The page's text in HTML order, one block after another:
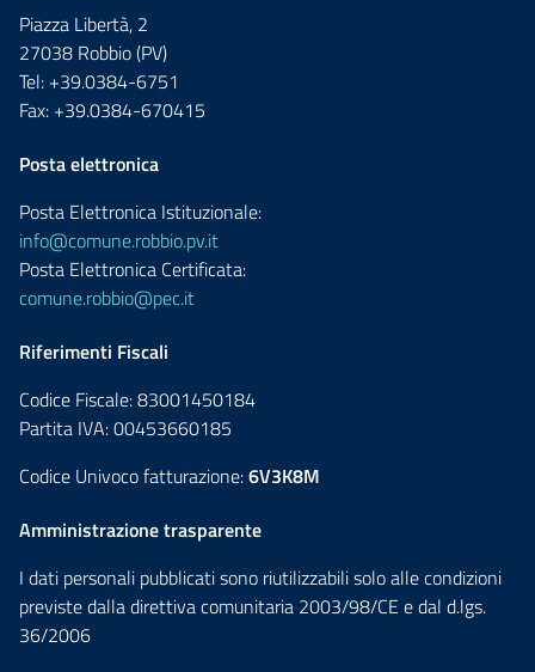
Piazza Libertà, 2
27038 Robbio (PV)
Tel: +39.0384-6751
Fax: +39.0384-670415
Posta elettronica
Posta Elettronica Istituzionale:
info@comune.robbio.pv.it
Posta Elettronica Certificata:
comune.robbio@pec.it
Riferimenti Fiscali
Codice Fiscale: 83001450184
Partita IVA: 00453660185
Codice Univoco fatturazione:6V3K8M
Amministrazione trasparente
I dati personali pubblicati sono riutilizzabili solo alle condizioni
previste dalla direttiva comunitaria 2003/98/CE e dal d.lgs.
36/2006